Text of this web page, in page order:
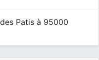
Patis à 95000